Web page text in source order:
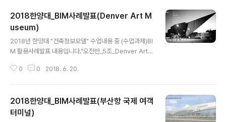
2018한양대_BIM사례발표(Denver Art M
useum)
2018년 한양대 "건축정보모델" 수업내용 중 (수업과제)BI
M 활용사례발표 내용입니다."오전반_5조_Denver Art
문제가 되는 부분이 있으면 연락주세요. [발표동영상] [발
0 0 2018. 6. 20.
2018한양대_BIM사례발표(부산항 국제 여객
터미널)